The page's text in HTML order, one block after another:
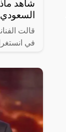
شاهد
قالت
في
يكن هدفه